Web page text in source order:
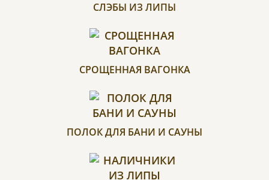
СЛЭБЫ ИЗ ЛИПЫ
СРОЩЕННАЯ ВАГОНКА
ПОЛОК ДЛЯ БАНИ И САУНЫ